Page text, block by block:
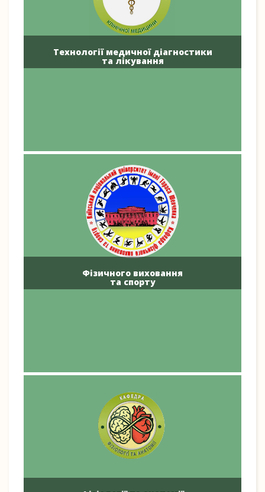
Технології медичної діагностики
та лікування
Фізичного виховання
та спорту